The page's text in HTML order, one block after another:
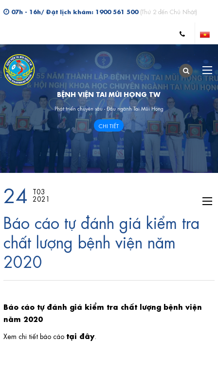
07h - 16h/ Đặt lịch khám: 1900 561 500 (Thứ 2 đến Chủ Nhật)
BỆNH VIỆN TAI MŨI HỌNG TW
Phát triển chuyên sâu - Đầu ngành Tai Mũi Họng
CHI TIẾT
24
T03
2021
Báo cáo tự đánh giá kiểm tra
chất lượng bệnh viện năm
2020
Báo cáo tự đánh giá kiểm tra chất lượng bệnh viện
năm 2020
Xem chi tiết báo cáo tại đây.